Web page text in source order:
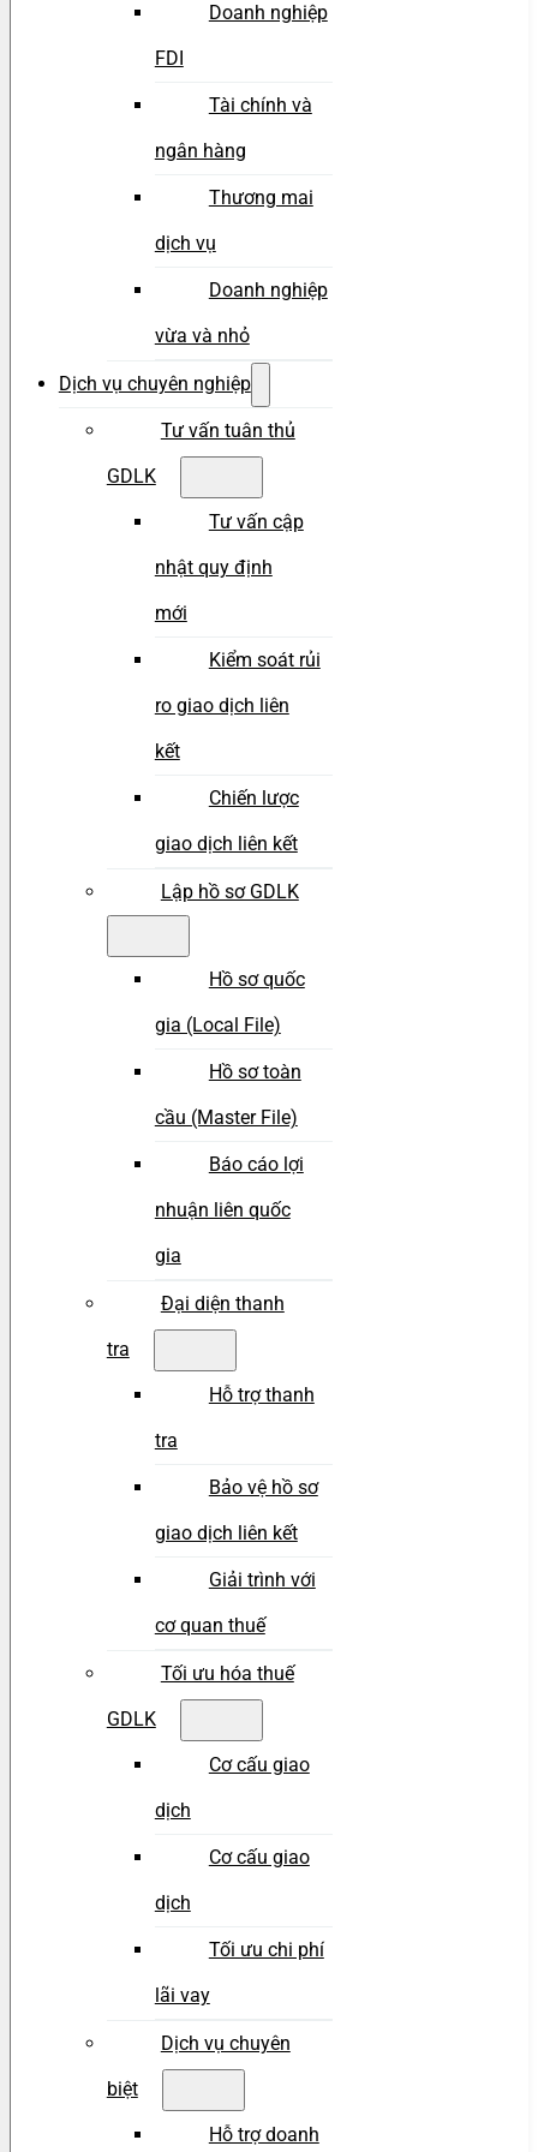
Doanh nghiệp
FDI
Tài chính và
ngân hàng
Thương mai
dịch vụ
Doanh nghiệp
vừa và nhỏ
Dịch vụ chuyên nghiệp
Tư vấn tuân thủ
GDLK
Tư vấn cập
nhật quy định
mới
Kiểm soát rủi
ro giao dịch liên
kết
Chiến lược
giao dịch liên kết
Lập hồ sơ GDLK
Hồ sơ quốc
gia (Local File)
Hồ sơ toàn
cầu (Master File)
Báo cáo lợi
nhuận liên quốc
gia
Đại diện thanh
tra
Hỗ trợ thanh
tra
Bảo vệ hồ sơ
giao dịch liên kết
Giải trình với
cơ quan thuế
Tối ưu hóa thuế
GDLK
Cơ cấu giao
dịch
Cơ cấu giao
dịch
Tối ưu chi phí
lãi vay
Dịch vụ chuyên
biệt
Hỗ trợ doanh